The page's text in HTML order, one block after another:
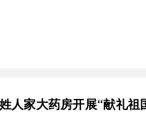
人家大药房开展“献礼